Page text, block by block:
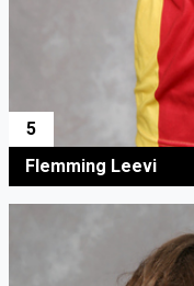
5
Flemming Leevi